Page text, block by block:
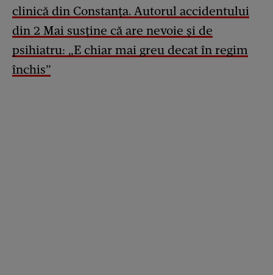
clinică din Constanța. Autorul accidentului
din 2 Mai susține că are nevoie și de
psihiatru: „E chiar mai greu decat în regim
închis”